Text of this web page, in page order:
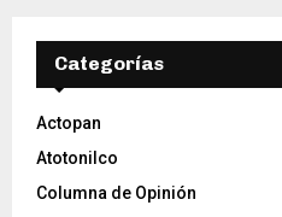
v
e
o
Categorías
Actopan
Atotonilco
Columna de Opinión